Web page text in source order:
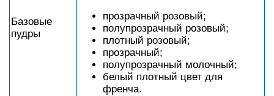
Базовые
пудры
прозрачный розовый;
полупрозрачный розовый;
плотный розовый;
прозрачный;
полупрозрачный молочный;
белый плотный цвет для
френча.